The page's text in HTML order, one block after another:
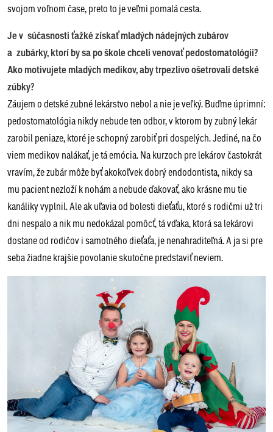
svojom voľnom čase, preto to je veľmi pomalá cesta.
Je v súčasnosti ťažké získať mladých nádejných zubárov
a zubárky, ktorí by sa po škole chceli venovať pedostomatológii?
Ako motivujete mladých medikov, aby trpezlivo ošetrovali detské
zúbky?
Záujem o detské zubné lekárstvo nebol a nie je veľký. Buďme úprimní:
pedostomatológia nikdy nebude ten odbor, v ktorom by zubný lekár
zarobil peniaze, ktoré je schopný zarobiť pri dospelých. Jediné, na čo
viem medikov nalákať, je tá emócia. Na kurzoch pre lekárov častokrát
vravím, že zubár môže byť akokoľvek dobrý endodontista, nikdy sa
mu pacient nezloží k nohám a nebude ďakovať, ako krásne mu tie
kanáliky vyplnil. Ale ak uľavia od bolesti dieťaťu, ktoré s rodičmi už tri
dni nespalo a nik mu nedokázal pomôcť, tá vďaka, ktorá sa lekárovi
dostane od rodičov i samotného dieťaťa, je nenahraditeľná. A ja si pre
seba žiadne krajšie povolanie skutočne predstaviť neviem.